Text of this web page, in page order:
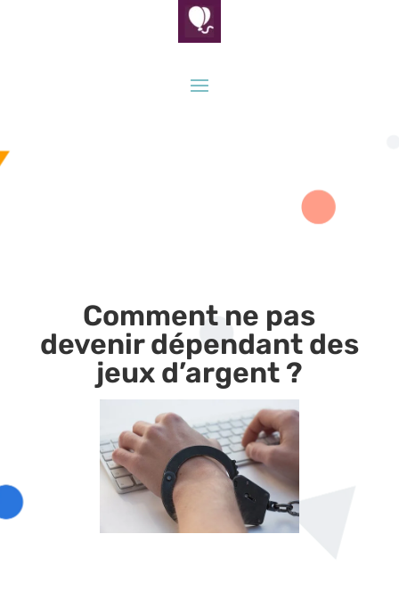
Comment ne pas
devenir dépendant des
jeux d’argent ?